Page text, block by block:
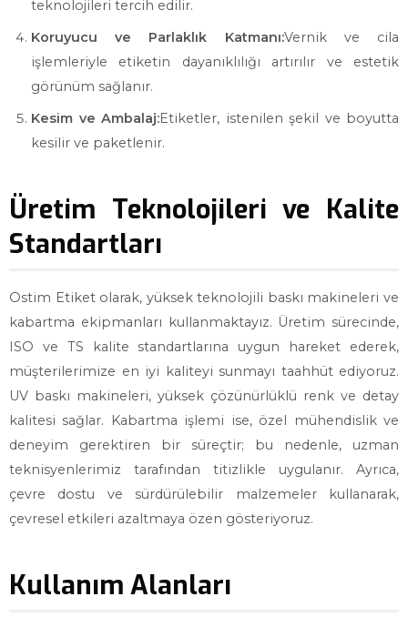
teknolojileri tercih edilir.
Koruyucu ve Parlaklık Katmanı:Vernik ve cila
işlemleriyle etiketin dayanıklılığı artırılır ve estetik
görünüm sağlanır.
Kesim ve Ambalaj:Etiketler, istenilen şekil ve boyutta
kesilir ve paketlenir.
Üretim Teknolojileri ve Kalite
Standartları
Ostim Etiket olarak, yüksek teknolojili baskı makineleri ve
kabartma ekipmanları kullanmaktayız. Üretim sürecinde,
ISO ve TS kalite standartlarına uygun hareket ederek,
müşterilerimize en iyi kaliteyi sunmayı taahhüt ediyoruz.
UV baskı makineleri, yüksek çözünürlüklü renk ve detay
kalitesi sağlar. Kabartma işlemi ise, özel mühendislik ve
deneyim gerektiren bir süreçtir; bu nedenle, uzman
teknisyenlerimiz tarafından titizlikle uygulanır. Ayrıca,
çevre dostu ve sürdürülebilir malzemeler kullanarak,
çevresel etkileri azaltmaya özen gösteriyoruz.
Kullanım Alanları